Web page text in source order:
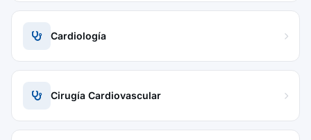
Cardiología
Cirugía Cardiovascular